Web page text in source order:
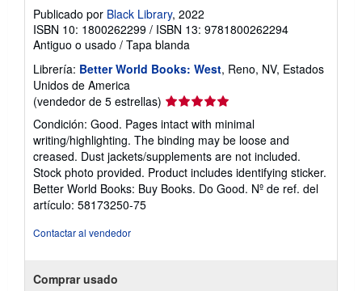
Publicado por Black Library, 2022
ISBN 10: 1800262299 / ISBN 13: 9781800262294
Antiguo o usado / Tapa blanda
Librería: Better World Books: West, Reno, NV, Estados
Unidos de America
(vendedor de 5 estrellas) Calificación
del
vendedor:
5
de
5
estrellas
Condición: Good. Pages intact with minimal
writing/highlighting. The binding may be loose and
creased. Dust jackets/supplements are not included.
Stock photo provided. Product includes identifying sticker.
Better World Books: Buy Books. Do Good. Nº de ref. del
artículo: 58173250-75
Contactar al vendedor
Comprar usado